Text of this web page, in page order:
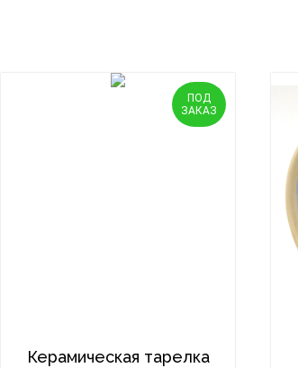
ПОД
ЗАКАЗ
Керамическая тарелка